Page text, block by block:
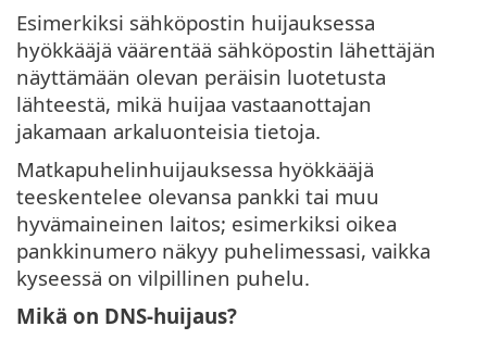
Esimerkiksi sähköpostin huijauksessa
hyökkääjä väärentää sähköpostin lähettäjän
näyttämään olevan peräisin luotetusta
lähteestä, mikä huijaa vastaanottajan
jakamaan arkaluonteisia tietoja.
Matkapuhelinhuijauksessa hyökkääjä
teeskentelee olevansa pankki tai muu
hyvämaineinen laitos; esimerkiksi oikea
pankkinumero näkyy puhelimessasi, vaikka
kyseessä on vilpillinen puhelu.
Mikä on DNS-huijaus?